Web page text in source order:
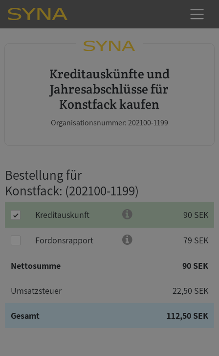
Kreditauskünfte und
Jahresabschlüsse für
Konstfack kaufen
Organisationsnummer: 202100-1199
Bestellung für
Konstfack: (202100-1199)
Kreditauskunft 90 SEK
Fordonsrapport 79 SEK
Nettosumme 90 SEK
Umsatzsteuer 22,50 SEK
Gesamt 112,50 SEK